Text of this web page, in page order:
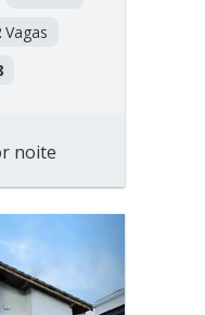
Vagas
noite